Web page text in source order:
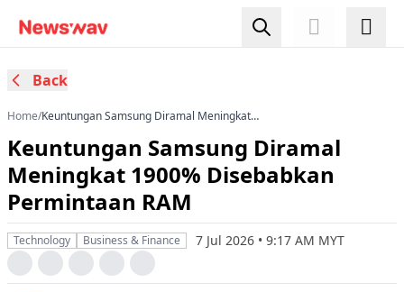
Back
Home/Keuntungan Samsung Diramal Meningkat
Keuntungan Samsung Diramal
Meningkat 1900% Disebabkan
Permintaan RAM
Technology Business & Finance 7 Jul 2026 • 9:17 AM MYT